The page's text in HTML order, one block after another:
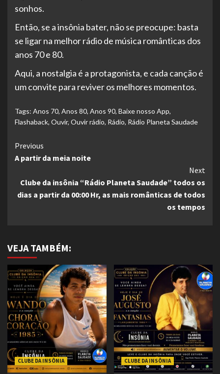
sonhos.
Então, se a insônia bater, não se preocupe: basta
se ligar na melhor rádio de música românticas dos
anos 70 e 80.
Aqui, a nostalgia é a protagonista, e cada canção é
um convite para reviver os melhores momentos.
Tags: Anos 70, Anos 80, Anos 90, Baixe nosso App,
Flashaback, Ouvir, Ouvir rádio, Rádio, Rádio Planeta Saudade
Continue
Reading
Previous
A partir da meia noite
Next
Clube da insônia “Rádio Planeta Saudade” todos os
dias a partir da 00:00 Hr, as mais românticas de todos
os tempos
VEJA TAMBÉM:
CLUBE DA INSÔNIA CLUBE DA INSÔNIA